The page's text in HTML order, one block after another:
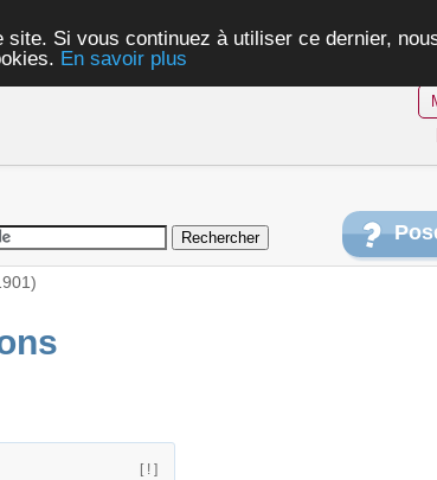
Si vous continuez à utiliser ce dernier,
En savoir plus
[ ! ]